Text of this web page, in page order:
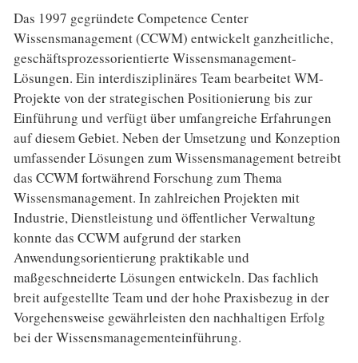
Das 1997 gegründete Competence Center
Wissensmanagement (CCWM) entwickelt ganzheitliche,
geschäftsprozessorientierte Wissensmanagement-
Lösungen. Ein interdisziplinäres Team bearbeitet WM-
Projekte von der strategischen Positionierung bis zur
Einführung und verfügt über umfangreiche Erfahrungen
auf diesem Gebiet. Neben der Umsetzung und Konzeption
umfassender Lösungen zum Wissensmanagement betreibt
das CCWM fortwährend Forschung zum Thema
Wissensmanagement. In zahlreichen Projekten mit
Industrie, Dienstleistung und öffentlicher Verwaltung
konnte das CCWM aufgrund der starken
Anwendungsorientierung praktikable und
maßgeschneiderte Lösungen entwickeln. Das fachlich
breit aufgestellte Team und der hohe Praxisbezug in der
Vorgehensweise gewährleisten den nachhaltigen Erfolg
bei der Wissensmanagementeinführung.